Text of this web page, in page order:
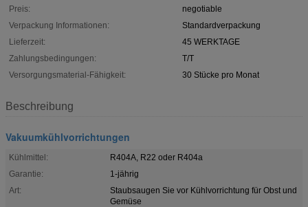
Preis:
negotiable
Verpackung Informationen:
Standardverpackung
Lieferzeit:
45 WERKTAGE
Zahlungsbedingungen:
T/T
Versorgungsmaterial-Fähigkeit:
30 Stücke pro Monat
Beschreibung
Vakuumkühlvorrichtungen
Kühlmittel:
R404A, R22 oder R404a
Garantie:
1-jährig
Art:
Staubsaugen Sie vor Kühlvorrichtung für Obst und
Gemüse